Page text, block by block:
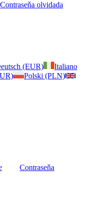
Contraseňa olvidada
(EUR)
Italiano
Polski (PLN)
Contraseňa